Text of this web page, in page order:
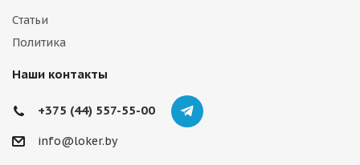
Статьи
Политика
Наши контакты
+375 (44) 557-55-00
info@loker.by